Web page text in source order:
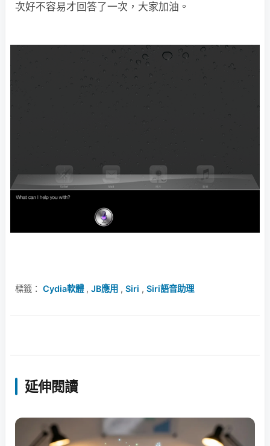
次好不容易才回答了一次，大家加油。
標籤： Cydia軟體, JB應用 , Siri , Siri語音助理
延伸閱讀